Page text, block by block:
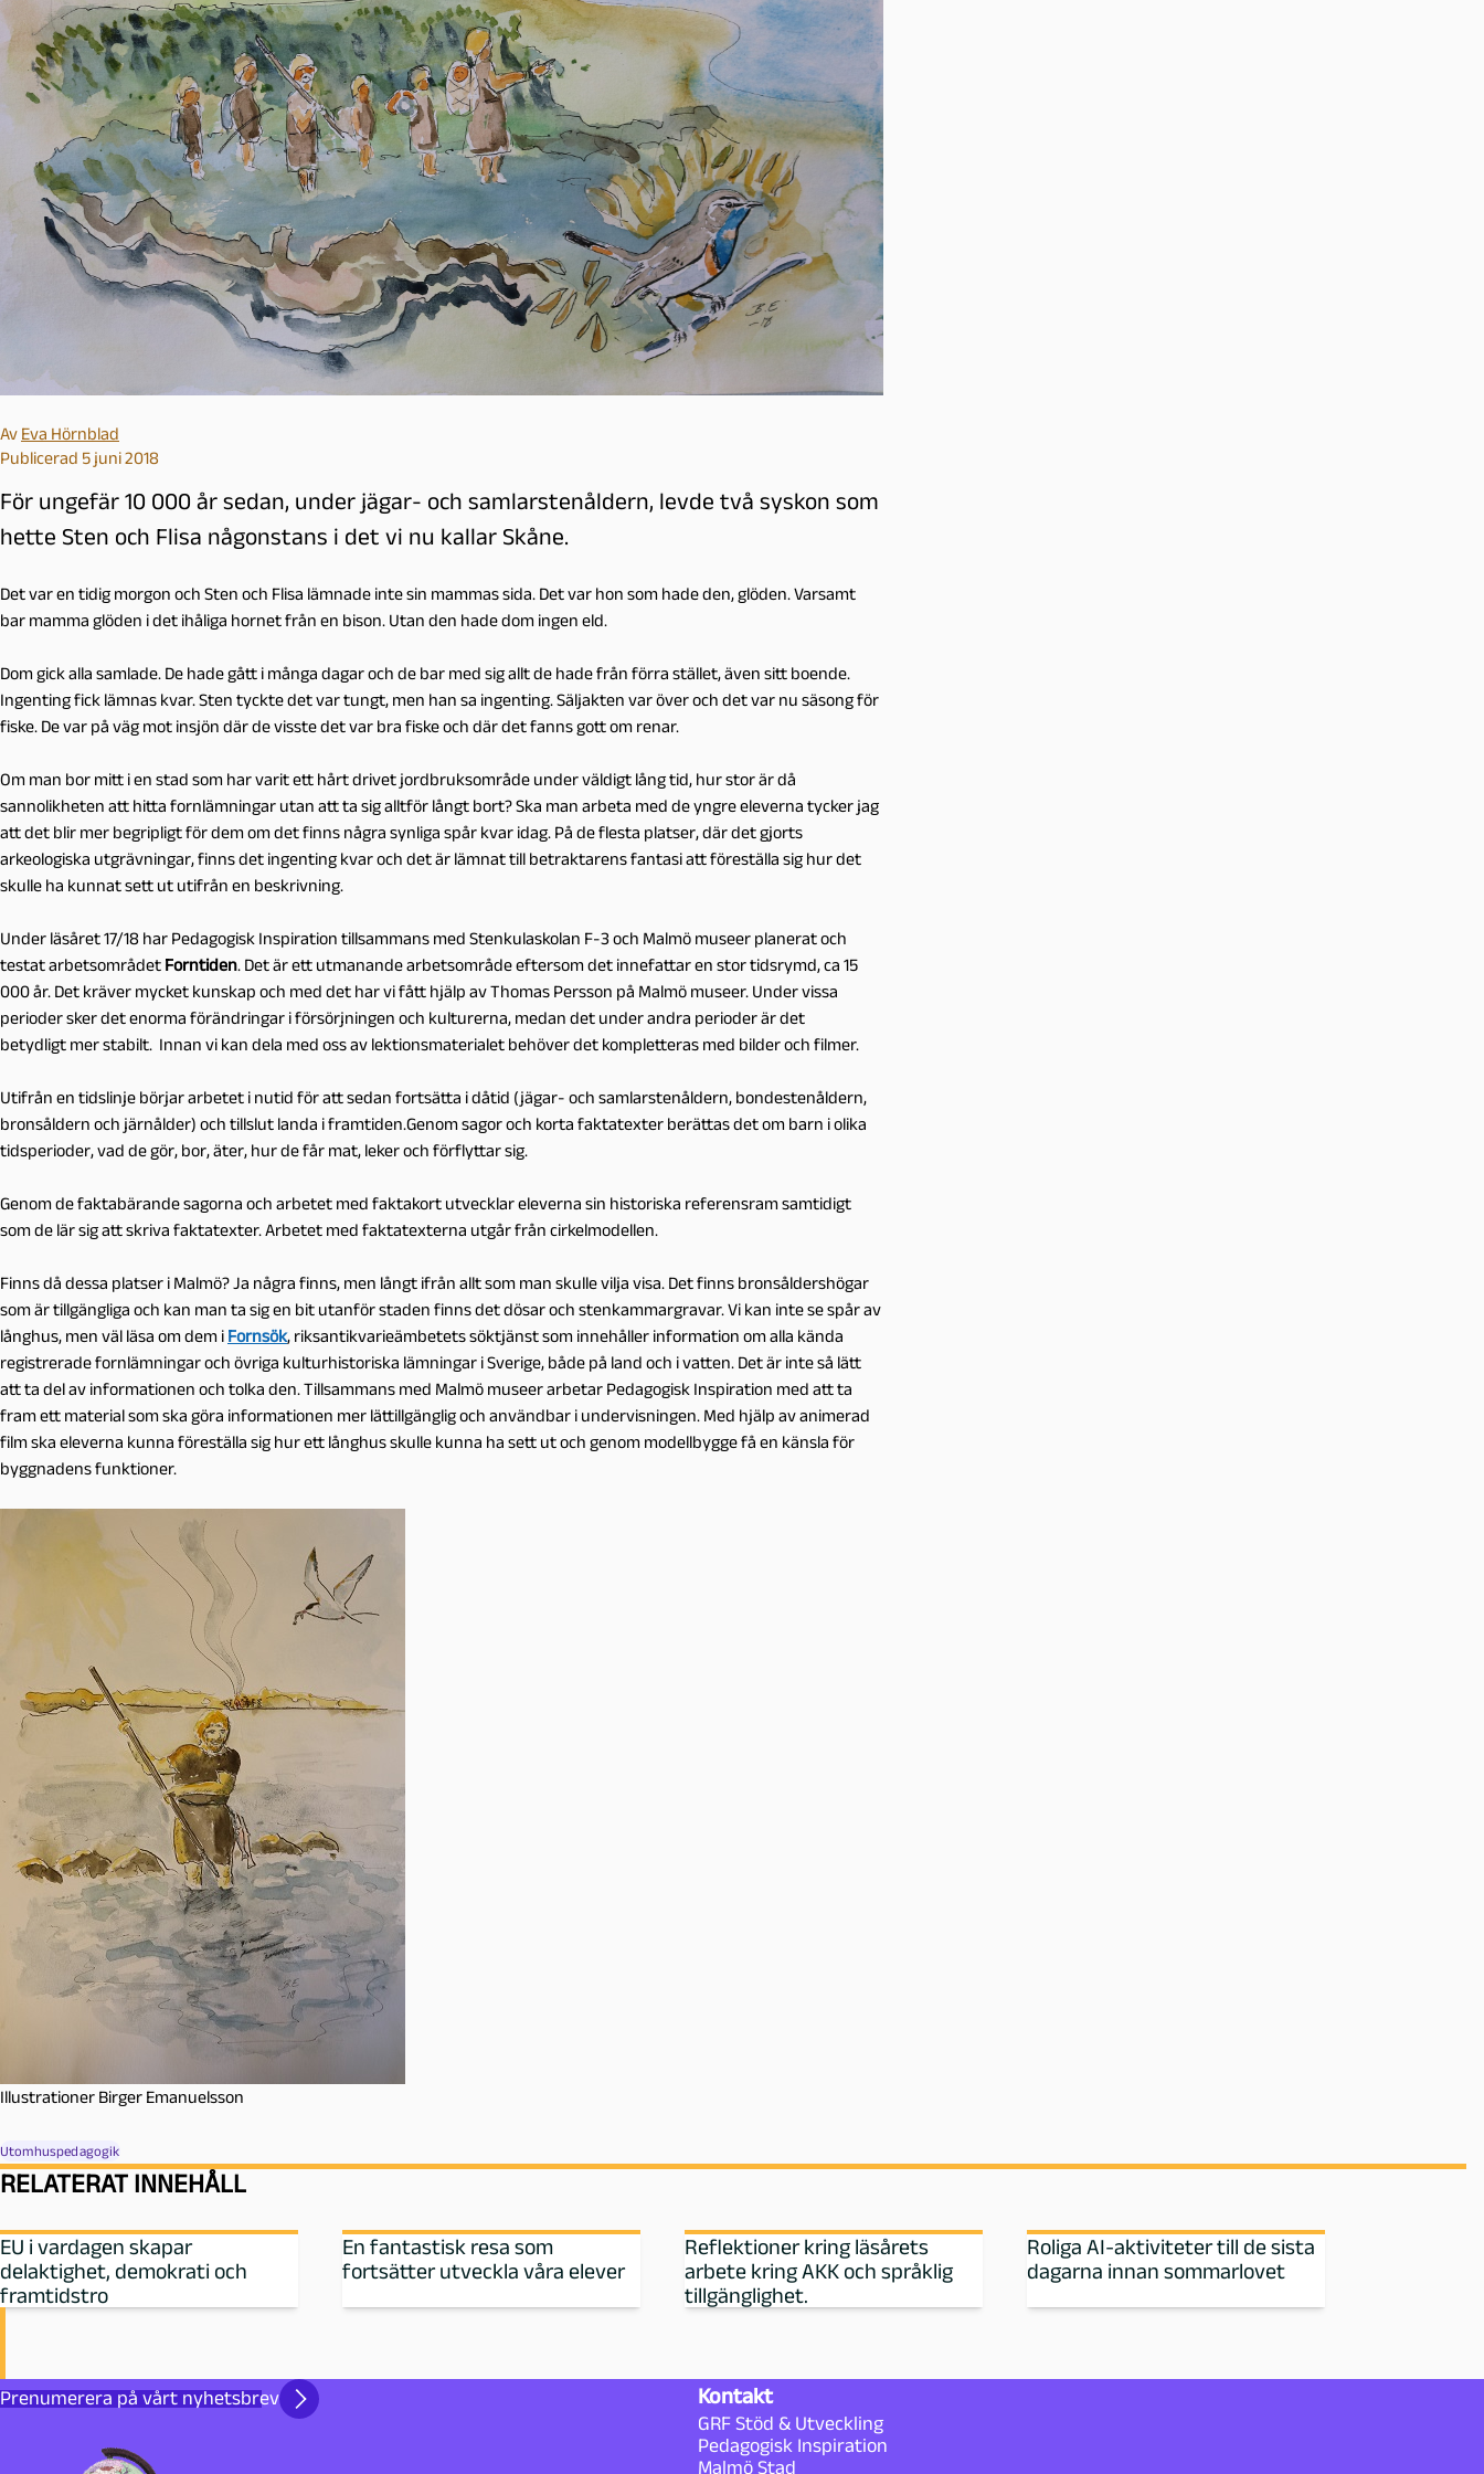
m
ö
Av Eva Hörnblad
Publicerad 5 juni 2018
För ungefär 10 000 år sedan, under jägar- och samlarstenåldern, levde två syskon som
hette Sten och Flisa någonstans i det vi nu kallar Skåne.
Det var en tidig morgon och Sten och Flisa lämnade inte sin mammas sida. Det var hon som hade den, glöden. Varsamt
bar mamma glöden i det ihåliga hornet från en bison. Utan den hade dom ingen eld.
Dom gick alla samlade. De hade gått i många dagar och de bar med sig allt de hade från förra stället, även sitt boende.
Ingenting fick lämnas kvar. Sten tyckte det var tungt, men han sa ingenting. Säljakten var över och det var nu säsong för
fiske. De var på väg mot insjön där de visste det var bra fiske och där det fanns gott om renar.
Om man bor mitt i en stad som har varit ett hårt drivet jordbruksområde under väldigt lång tid, hur stor är då
sannolikheten att hitta fornlämningar utan att ta sig alltför långt bort? Ska man arbeta med de yngre eleverna tycker jag
att det blir mer begripligt för dem om det finns några synliga spår kvar idag. På de flesta platser, där det gjorts
arkeologiska utgrävningar, finns det ingenting kvar och det är lämnat till betraktarens fantasi att föreställa sig hur det
skulle ha kunnat sett ut utifrån en beskrivning.
Under läsåret 17/18 har Pedagogisk Inspiration tillsammans med Stenkulaskolan F-3 och Malmö museer planerat och
testat arbetsområdet Forntiden. Det är ett utmanande arbetsområde eftersom det innefattar en stor tidsrymd, ca 15
000 år. Det kräver mycket kunskap och med det har vi fått hjälp av Thomas Persson på Malmö museer. Under vissa
perioder sker det enorma förändringar i försörjningen och kulturerna, medan det under andra perioder är det
betydligt mer stabilt. Innan vi kan dela med oss av lektionsmaterialet behöver det kompletteras med bilder och filmer.
Utifrån en tidslinje börjar arbetet i nutid för att sedan fortsätta i dåtid (jägar- och samlarstenåldern, bondestenåldern,
bronsåldern och järnålder) och tillslut landa i framtiden.Genom sagor och korta faktatexter berättas det om barn i olika
tidsperioder, vad de gör, bor, äter, hur de får mat, leker och förflyttar sig.
Genom de faktabärande sagorna och arbetet med faktakort utvecklar eleverna sin historiska referensram samtidigt
som de lär sig att skriva faktatexter. Arbetet med faktatexterna utgår från cirkelmodellen.
Finns då dessa platser i Malmö? Ja några finns, men långt ifrån allt som man skulle vilja visa. Det finns bronsåldershögar
som är tillgängliga och kan man ta sig en bit utanför staden finns det dösar och stenkammargravar. Vi kan inte se spår av
långhus, men väl läsa om dem i Fornsök, riksantikvarieämbetets söktjänst som innehåller information om alla kända
registrerade fornlämningar och övriga kulturhistoriska lämningar i Sverige, både på land och i vatten. Det är inte så lätt
att ta del av informationen och tolka den. Tillsammans med Malmö museer arbetar Pedagogisk Inspiration med att ta
fram ett material som ska göra informationen mer lättillgänglig och användbar i undervisningen. Med hjälp av animerad
film ska eleverna kunna föreställa sig hur ett långhus skulle kunna ha sett ut och genom modellbygge få en känsla för
byggnadens funktioner.
Illustrationer Birger Emanuelsson
Utomhuspedagogik
RELATERAT INNEHÅLL
EU i vardagen skapar
delaktighet, demokrati och
framtidstro
En fantastisk resa som
fortsätter utveckla våra elever
Reflektioner kring läsårets
arbete kring AKK och språklig
tillgänglighet.
Roliga AI-aktiviteter till de sista
dagarna innan sommarlovet
Prenumerera på vårt nyhetsbrev Kontakt
GRF Stöd & Utveckling
Pedagogisk Inspiration
Malmö Stad